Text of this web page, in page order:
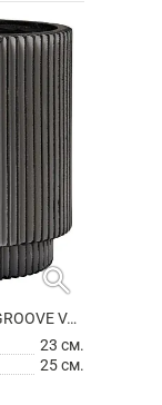
search
КАШПО CAPI CRAFT GROOVE VASE CYLINDER BLACK
23 см.
25 см.